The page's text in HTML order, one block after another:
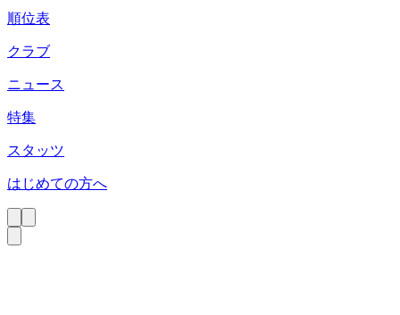
順位表
クラブ
ニュース
特集
スタッツ
はじめての方へ